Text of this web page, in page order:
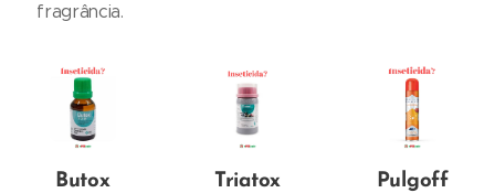
fragrância.
Butox
Triatox
Pulgoff